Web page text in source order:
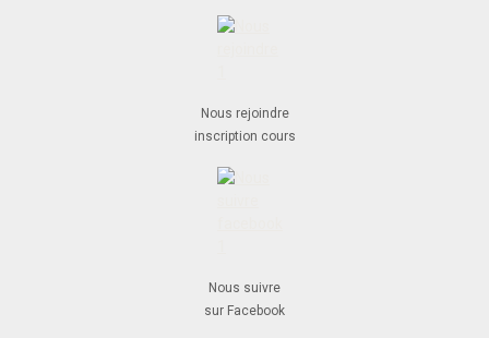
Nous rejoindre
inscription cours
Nous suivre
sur Facebook